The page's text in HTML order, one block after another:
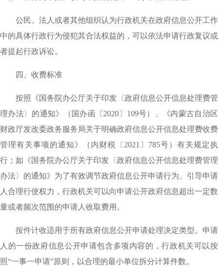
公民、法人或者其他组织认为行政机关在政府信息公开工作
中的具体行政行为侵犯其合法权益的，可以依法申请行政复议或
者提起行政诉讼。
四、收费标准
按照《国务院办公厅关于印发〈政府信息公开信息处理费管
理办法〉的通知》（国办函〔 2020〕109号）、《内蒙古自治区
财政厅发改委政务服务局关于明确政府信息公开信息处理费收费
管理有关事项的通知》（内财税〔2021〕785号）有关规定执
行；如《国务院办公厅关于印发〈政府信息公开信息处理费管理
办法〉的通知》为了有效调节政府信息公开申请行为、引导申请
人合理行使权力，行政机关可以向申请公开政府信息超出一定数
量或者频次范围的申请人收取费用。
按件计收适用于所有政府信息公开申请处理决定类型。申请
人的一份政府信息公开申请包含多项内容的，行政机关可以按
照“一事一申请”原则，以合理的最小单位拆分计算件数。